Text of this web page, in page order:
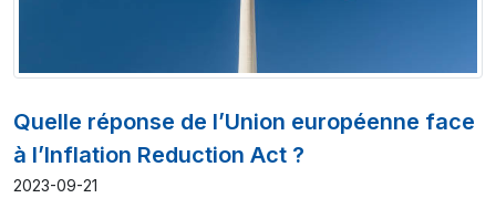
Quelle réponse de l’Union européenne face
à l’Inflation Reduction Act ?
2023-09-21